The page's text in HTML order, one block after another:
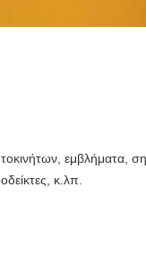
εμβλήματα,
κ.λπ.